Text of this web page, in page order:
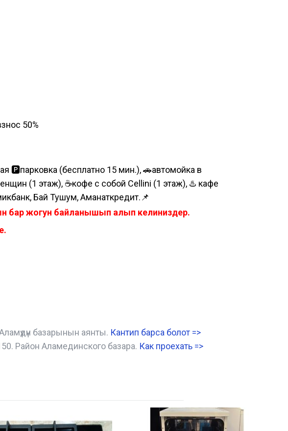
50%
🅿парковка (бесплатно 15 мин.), 🚗автомойка в
(1 этаж), ☕кофе с собой Cellini (1 этаж), ♨️ кафе
Бай Тушум, Аманаткредит.📌
бар жогун байланышып алып келиниздер.
базарынын аянты. Кантип барса болот =>
Район Аламединского базара. Как проехать =>